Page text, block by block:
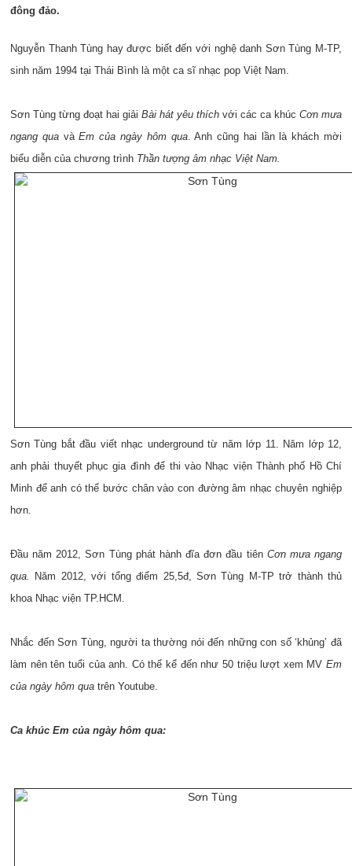
đông đảo.
Nguyễn Thanh Tùng hay được biết đến với nghệ danh Sơn Tùng M-TP,
sinh năm 1994 tại Thái Bình là một ca sĩ nhạc pop Việt Nam.
Sơn Tùng từng đoạt hai giải Bài hát yêu thích với các ca khúc Cơn mưa
ngang quavàEm của ngày hôm qua. Anh cũng hai lần là khách mời
biểu diễn của chương trình Thần tượng âm nhạc Việt Nam.
Sơn Tùng bắt đầu viết nhạc underground từ năm lớp 11. Năm lớp 12,
anh phải thuyết phục gia đình để thi vào Nhạc viện Thành phố Hồ Chí
Minh để anh có thể bước chân vào con đường âm nhạc chuyên nghiệp
hơn.
Đầu năm 2012, Sơn Tùng phát hành đĩa đơn đầu tiên Cơn mưa ngang
qua.
Năm 2012, với tổng điểm 25,5đ, Sơn Tùng M-TP trở thành thủ
khoa Nhạc viện TP.HCM.
Nhắc đến Sơn Tùng, người ta thường nói đến những con số ‘khủng’ đã
làm nên tên tuổi của anh. Có thể kể đến như 50 triệu lượt xem MV Em
của ngày hôm qua trên Youtube.
Ca khúc Em của ngày hôm qua: